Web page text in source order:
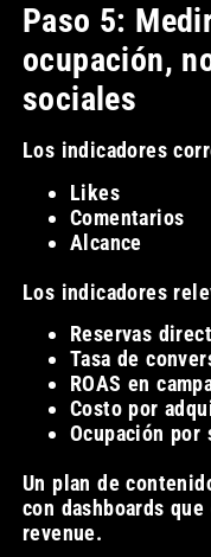
Paso 5:
ocupación,
sociales
Los indicadores
Likes
Comentarios
Alcance
Los indicadores
Reservas
Tasa de
ROAS en
Costo por
Ocupación por
Un plan de
con dashboards
revenue.